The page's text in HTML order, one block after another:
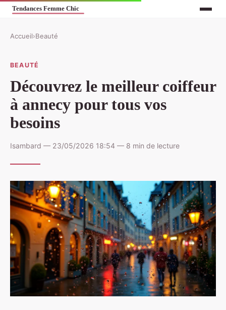
Accueil›Beauté
BEAUTÉ
Découvrez le meilleur coiffeur
à annecy pour tous vos
besoins
Isambard — 23/05/2026 18:54 — 8 min de lecture